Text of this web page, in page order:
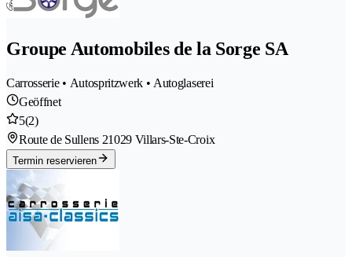
Groupe Automobiles de la Sorge SA
Carrosserie • Autospritzwerk • Autoglaserei
Geöffnet
5(2)
Route de Sullens 21029 Villars-Ste-Croix
Termin reservieren